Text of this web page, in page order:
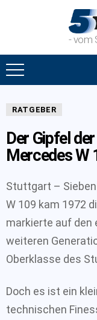
- vom
RATGEBER
Der Gipfel
Mercedes W
Stuttgart –
W 109 kam 1972
markierte auf den
weiteren
Oberklasse des
Doch es ist ein
technischen